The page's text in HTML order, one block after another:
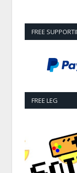
FREE
FREE LEG